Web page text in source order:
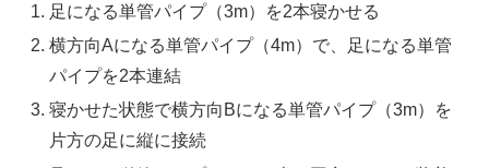
足になる単管パイプ（3m）を2本寝かせる
横方向Aになる単管パイプ（4m）で、足になる単管
パイプを2本連結
寝かせた状態で横方向Bになる単管パイプ（3m）を
片方の足に縦に接続